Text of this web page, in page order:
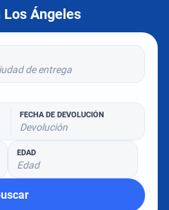
Ángeles
de entrega
FECHA DE DEVOLUCIÓN
Devolución
EDAD
Edad